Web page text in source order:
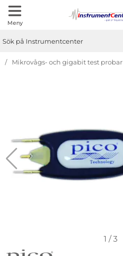
Meny
Mikrovågs- och gigabit test probar
1 /3